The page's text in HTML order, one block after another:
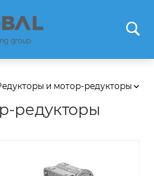
и мотор-редукторы
редукторы